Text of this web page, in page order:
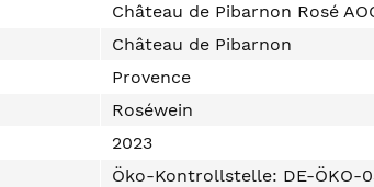
Château de Pibarnon Rosé
Château de Pibarnon
Provence
Roséwein
2023
Öko-Kontrollstelle: DE-ÖKO-